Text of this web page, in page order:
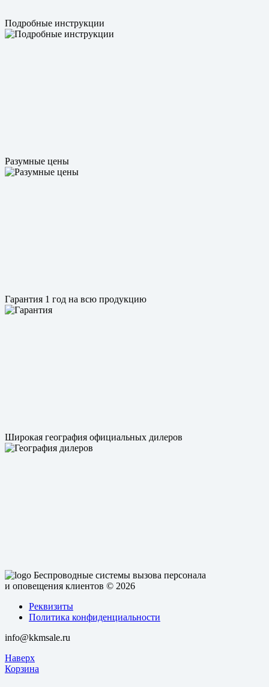
Подробные инструкции
Разумные цены
Гарантия 1 год на всю продукцию
Широкая география официальных дилеров
Беспроводные системы вызова персонала
и оповещения клиентов © 2026
Реквизиты
Политика конфиденциальности
info@kkmsale.ru
Наверх
Корзина